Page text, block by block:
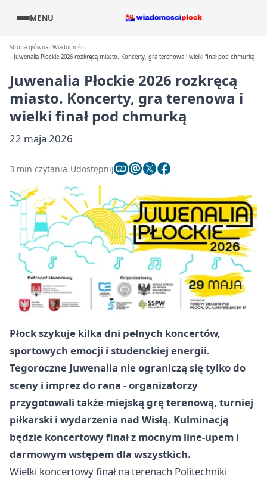
MENU
Strona główna Wiadomości
Juwenalia Płockie 2026 rozkręcą miasto. Koncerty, gra terenowa i wielki finał pod chmurką
Juwenalia Płockie 2026 rozkręcą
miasto. Koncerty, gra terenowa i
wielki finał pod chmurką
22 maja 2026
3 min czytania Udostępnij
Płock szykuje kilka dni pełnych koncertów,
sportowych emocji i studenckiej energii.
Tegoroczne Juwenalia nie ograniczą się tylko do
sceny i imprez do rana - organizatorzy
przygotowali także miejską grę terenową, turniej
piłkarski i wydarzenia nad Wisłą. Kulminacją
będzie koncertowy finał z mocnym line-upem i
darmowym wstępem dla wszystkich.
Wielki koncertowy finał na terenach Politechniki